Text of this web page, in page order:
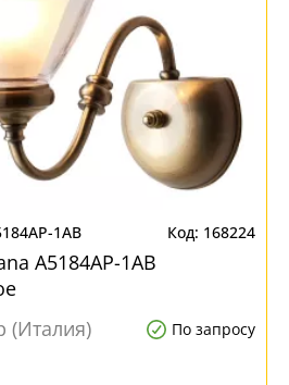
1AB 168224
A5184AP-1AB
(Италия)
По запросу